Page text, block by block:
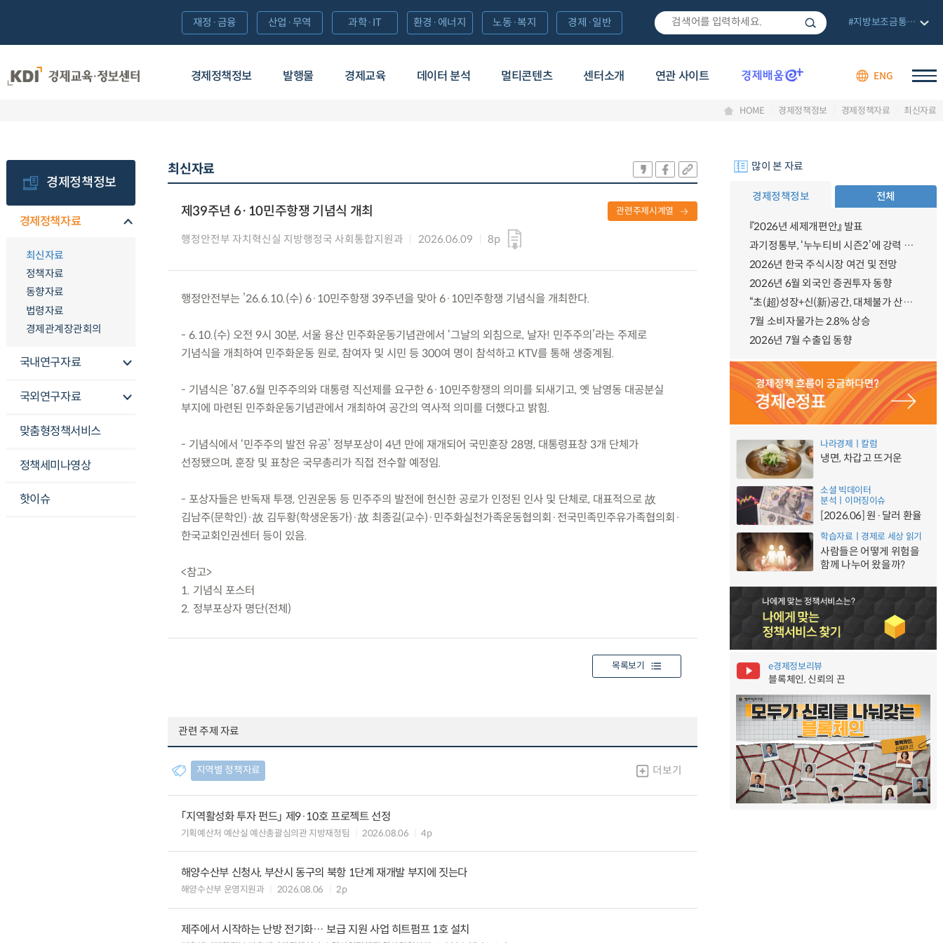
경제정책정보 발행물 경제교육 데이터 분석 멀티콘텐츠 센터소개 연관 사이트 ENG
재정·금융 산업·무역 과학·IT 환경·에너지 노동·복지 경제·일반 #지방보조금통합관리망
HOME 경제정책정보 경제정책자료 최신자료
경제정책정보
경제정책자료
최신자료
정책자료
동향자료
법령자료
경제관계장관회의
국내연구자료
국외연구자료
맞춤형정책서비스
정책세미나영상
핫이슈
최신자료
제39주년 6·10민주항쟁 기념식 개최
행정안전부 자치혁신실 지방행정국 사회통합지원과 2026.06.09 8p
관련주제시계열
행정안전부는 ’26.6.10.(수) 6·10민주항쟁 39주년을 맞아 6·10민주항쟁 기념식을 개최한다.
- 6.10.(수) 오전 9시 30분, 서울 용산 민주화운동기념관에서 ‘그날의 외침으로, 날자! 민주주의’라는 주제로
기념식을 개최하여 민주화운동 원로, 참여자 및 시민 등 300여 명이 참석하고 KTV를 통해 생중계됨.
- 기념식은 ’87.6월 민주주의와 대통령 직선제를 요구한 6·10민주항쟁의 의미를 되새기고, 옛 남영동 대공분실
부지에 마련된 민주화운동기념관에서 개최하여 공간의 역사적 의미를 더했다고 밝힘.
- 기념식에서 ‘민주주의 발전 유공’ 정부포상이 4년 만에 재개되어 국민훈장 28명, 대통령표창 3개 단체가
선정됐으며, 훈장 및 표창은 국무총리가 직접 전수할 예정임.
- 포상자들은 반독재 투쟁, 인권운동 등 민주주의 발전에 헌신한 공로가 인정된 인사 및 단체로, 대표적으로 故
김남주(문학인)·故 김두황(학생운동가)·故 최종길(교수)·민주화실천가족운동협의회·전국민족민주유가족협의회·
한국교회인권센터 등이 있음.
<참고>
1. 기념식 포스터
2. 정부포상자 명단(전체)
목록보기
관련 주제 자료
지역별 정책자료 더보기
「지역활성화 투자 펀드」 제9·10호 프로젝트 선정
기획예산처 예산실 예산총괄심의관 지방재정팀 2026.08.06 4p
해양수산부 신청사, 부산시 동구의 북항 1단계 재개발 부지에 짓는다
해양수산부 운영지원과 2026.08.06 2p
제주에서 시작하는 난방 전기화… 보급 지원 사업 히트펌프 1호 설치
많이 본 자료
경제정책정보 전체
『2026년 세제개편안』 발표
과기정통부, ‘누누티비 시즌2’에 강력 대응 의지 밝혀
2026년 한국 주식시장 여건 및 전망
2026년 6월 외국인 증권투자 동향
“초(超)성장+신(新)공간, 대체불가 산업강국”
7월 소비자물가는 2.8% 상승
2026년 7월 수출입 동향
나라경제ㅣ칼럼
냉면, 차갑고 뜨거운
소셜 빅데이터
분석ㅣ이머징이슈
[2026.06] 원·달러 환율
학습자료ㅣ경제로 세상 읽기
사람들은 어떻게 위험을
함께 나누어 왔을까?
e경제정보리뷰
블록체인, 신뢰의 끈